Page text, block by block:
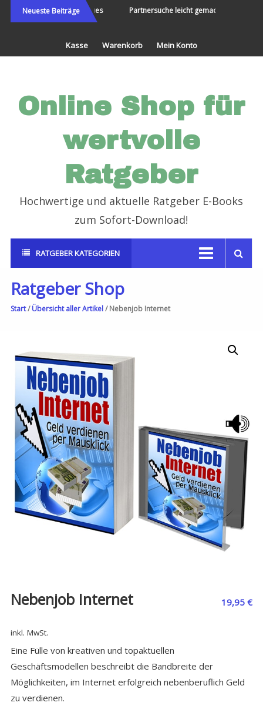
Direkt
zum
Neueste Beiträge
Welt bereisen und Neues Partnersuche leicht gemacht
Kasse Warenkorb Mein Konto
Online Shop für
wertvolle
Ratgeber
Hochwertige und aktuelle Ratgeber E-Books
zum Sofort-Download!
RATGEBER KATEGORIEN
Ratgeber Shop
Start/Übersicht aller Artikel/ Nebenjob Internet
Nebenjob Internet 19,95€
inkl. MwSt.
Eine Fülle von kreativen und topaktuellen
Geschäftsmodellen beschreibt die Bandbreite der
Möglichkeiten, im Internet erfolgreich nebenberuflich Geld
zu verdienen.